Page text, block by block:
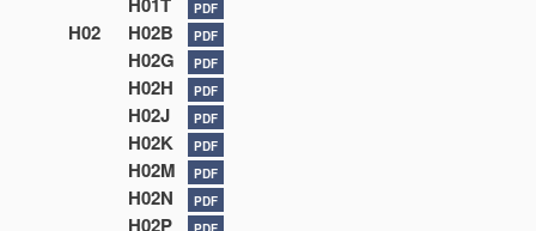
PDF
H02 H02B PDF
H02G PDF
H02H PDF
H02J PDF
H02K PDF
H02M PDF
H02N PDF
H02P